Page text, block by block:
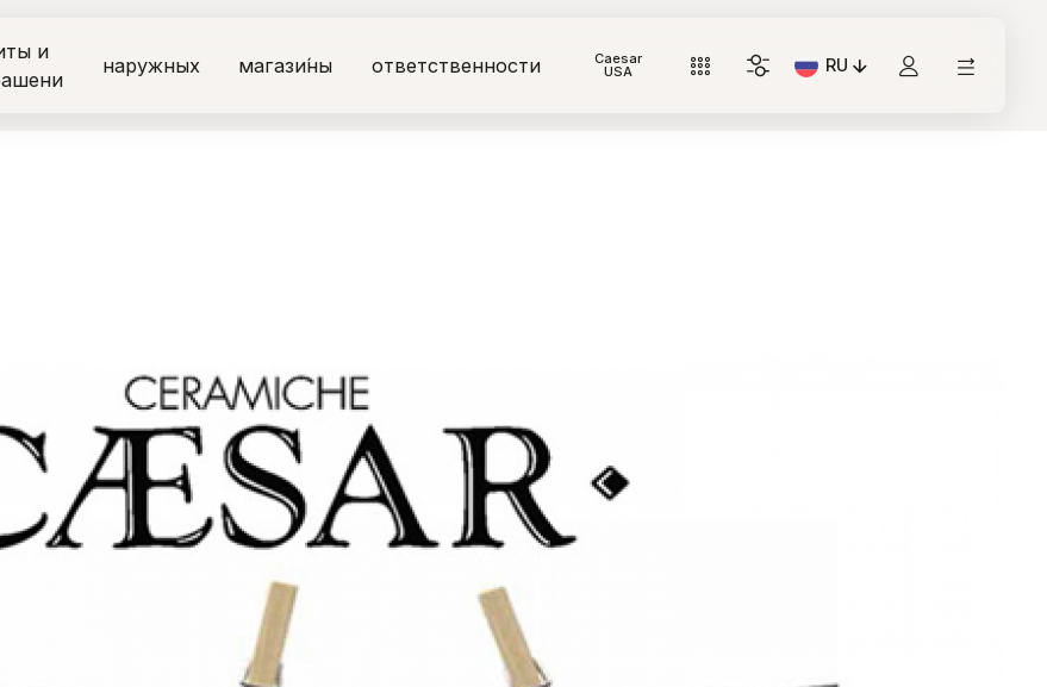
и
наружных магази́ны ответственности Caesar
USA RU
Текущий язык: Italiano